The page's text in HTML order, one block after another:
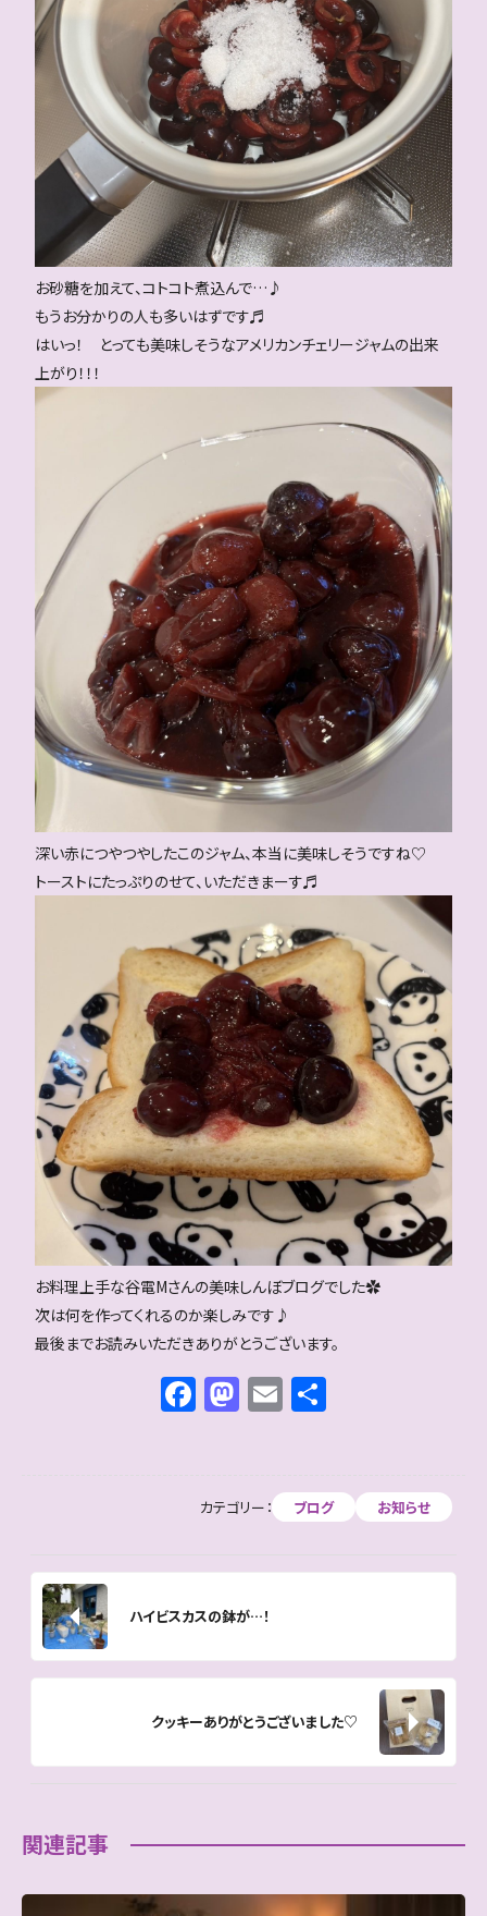
お砂糖を加えて、コトコト煮込んで…♪
もうお分かりの人も多いはずです♬
はいっ！ とっても美味しそうなアメリカンチェリージャムの出来
上がり！！！
深い赤につやつやしたこのジャム、本当に美味しそうですね♡
トーストにたっぷりのせて、いただきまーす♬
お料理上手な谷電Mさんの美味しんぼブログでした✿
次は何を作ってくれるのか楽しみです♪
最後までお読みいただきありがとうございます。
F
a
e
o
o
k
M
a
o
o
n
E
m
l
カテゴリー： ブログ お知らせ
ハイビスカスの鉢が…！
クッキーありがとうございました♡
関連記事